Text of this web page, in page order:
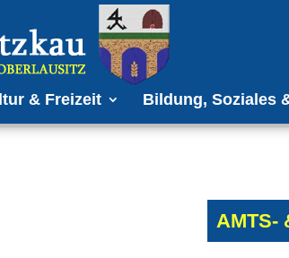
& Freizeit Bildung, Soziales
AMTS-